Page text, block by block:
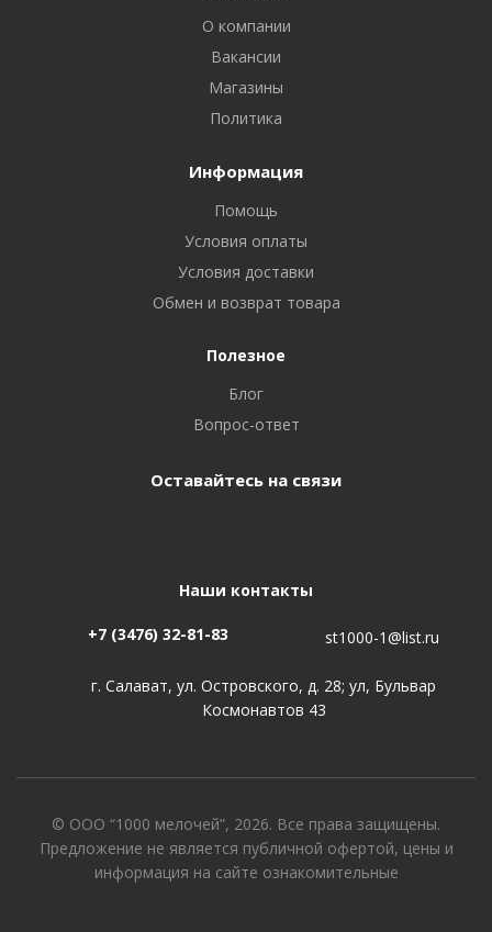
О компании
Вакансии
Магазины
Политика
Информация
Помощь
Условия оплаты
Условия доставки
Обмен и возврат товара
Полезное
Блог
Вопрос-ответ
Оставайтесь на связи
Наши контакты
+7 (3476) 32-81-83 st1000-1@list.ru
г. Салават, ул. Островского, д. 28; ул, Бульвар
Космонавтов 43
© ООО “1000 мелочей”, 2026. Все права защищены.
Предложение не является публичной офертой, цены и
информация на сайте ознакомительные